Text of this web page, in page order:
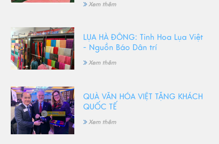
Xem thêm
LỤA HÀ ĐÔNG: Tinh Hoa Lụa Việt
- Nguồn Báo Dân trí
Xem thêm
QUÀ VĂN HÓA VIỆT TẶNG KHÁCH
QUỐC TẾ
Xem thêm